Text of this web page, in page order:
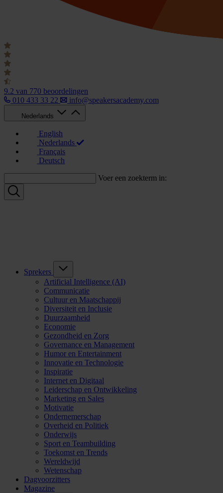
9.2 van 770 beoordelingen
010 433 33 22
info@speakersacademy.com
Nederlands
English
Nederlands
Français
Deutsch
Voer een zoekterm in:
Sprekers
Artificial Intelligence (AI)
Communicatie
Cultuur en Maatschappij
Diversiteit en Inclusie
Duurzaamheid
Economie
Gezondheid en Zorg
Governance en Management
Humor en Entertainment
Innovatie en Technologie
Inspiratie
Internet en Digitaal
Leiderschap en Ontwikkeling
Marketing en Sales
Motivatie
Ondernemerschap
Overheid en Politiek
Onderwijs
Sport en Teambuilding
Toekomst en Trends
Wereldwijd
Wetenschap
Dagvoorzitters
Magazine